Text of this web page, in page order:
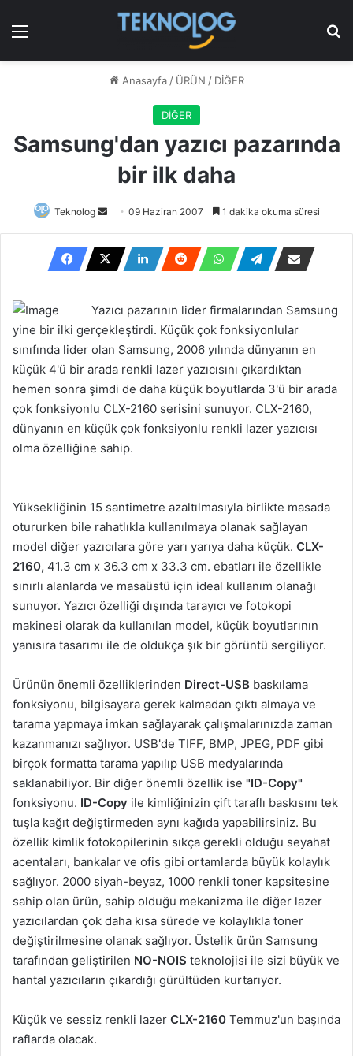
Menü
Anasayfa / ÜRÜN / DİĞER
DİĞER
Samsung'dan yazıcı pazarında
bir ilk daha
Teknolog
Bir
posta
göndermek
09 Haziran 2007 1 dakika okuma süresi
Yazıcı pazarının lider firmalarından Samsung
yine bir ilki gerçekleştirdi. Küçük çok fonksiyonlular
sınıfında lider olan Samsung, 2006 yılında dünyanın en
küçük 4'ü bir arada renkli lazer yazıcısını çıkardıktan
hemen sonra şimdi de daha küçük boyutlarda 3'ü bir arada
çok fonksiyonlu CLX-2160 serisini sunuyor. CLX-2160,
dünyanın en küçük çok fonksiyonlu renkli lazer yazıcısı
olma özelliğine sahip.
Yüksekliğinin 15 santimetre azaltılmasıyla birlikte masada
otururken bile rahatlıkla kullanılmaya olanak sağlayan
model diğer yazıcılara göre yarı yarıya daha küçük. CLX-
2160, 41.3 cm x 36.3 cm x 33.3 cm. ebatları ile özellikle
sınırlı alanlarda ve masaüstü için ideal kullanım olanağı
sunuyor. Yazıcı özelliği dışında tarayıcı ve fotokopi
makinesi olarak da kullanılan model, küçük boyutlarının
yanısıra tasarımı ile de oldukça şık bir görüntü sergiliyor.
Ürünün önemli özelliklerinden Direct-USB baskılama
fonksiyonu, bilgisayara gerek kalmadan çıktı almaya ve
tarama yapmaya imkan sağlayarak çalışmalarınızda zaman
kazanmanızı sağlıyor. USB'de TIFF, BMP, JPEG, PDF gibi
birçok formatta tarama yapılıp USB medyalarında
saklanabiliyor. Bir diğer önemli özellik ise "ID-Copy"
fonksiyonu. ID-Copy ile kimliğinizin çift taraflı baskısını tek
tuşla kağıt değiştirmeden aynı kağıda yapabilirsiniz. Bu
özellik kimlik fotokopilerinin sıkça gerekli olduğu seyahat
acentaları, bankalar ve ofis gibi ortamlarda büyük kolaylık
sağlıyor. 2000 siyah-beyaz, 1000 renkli toner kapsitesine
sahip olan ürün, sahip olduğu mekanizma ile diğer lazer
yazıcılardan çok daha kısa sürede ve kolaylıkla toner
değiştirilmesine olanak sağlıyor. Üstelik ürün Samsung
tarafından geliştirilen NO-NOIS teknolojisi ile sizi büyük ve
hantal yazıcıların çıkardığı gürültüden kurtarıyor.
Küçük ve sessiz renkli lazer CLX-2160 Temmuz'un başında
raflarda olacak.